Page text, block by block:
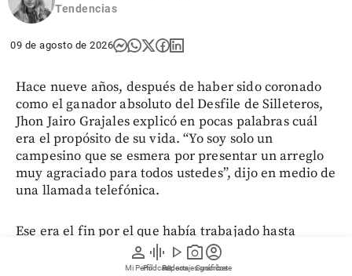
person
Mi Perfil
graphic_eq
Pódcast
play_arrow
Videos
photo_camera
Reportajes gráficos
account_circle
Suscríbete
Tendencias
09 de agosto de 2026
Hace nueve años, después de haber sido coronado
como el ganador absoluto del Desfile de Silleteros,
Jhon Jairo Grajales explicó en pocas palabras cuál
era el propósito de su vida. “Yo soy solo un
campesino que se esmera por presentar un arreglo
muy agraciado para todos ustedes”, dijo en medio de
una llamada telefónica.
Ese era el fin por el que había trabajado hasta
entonces y por el que continuó haciéndolo hasta este
domingo, cuando volvió a recibir el mayor